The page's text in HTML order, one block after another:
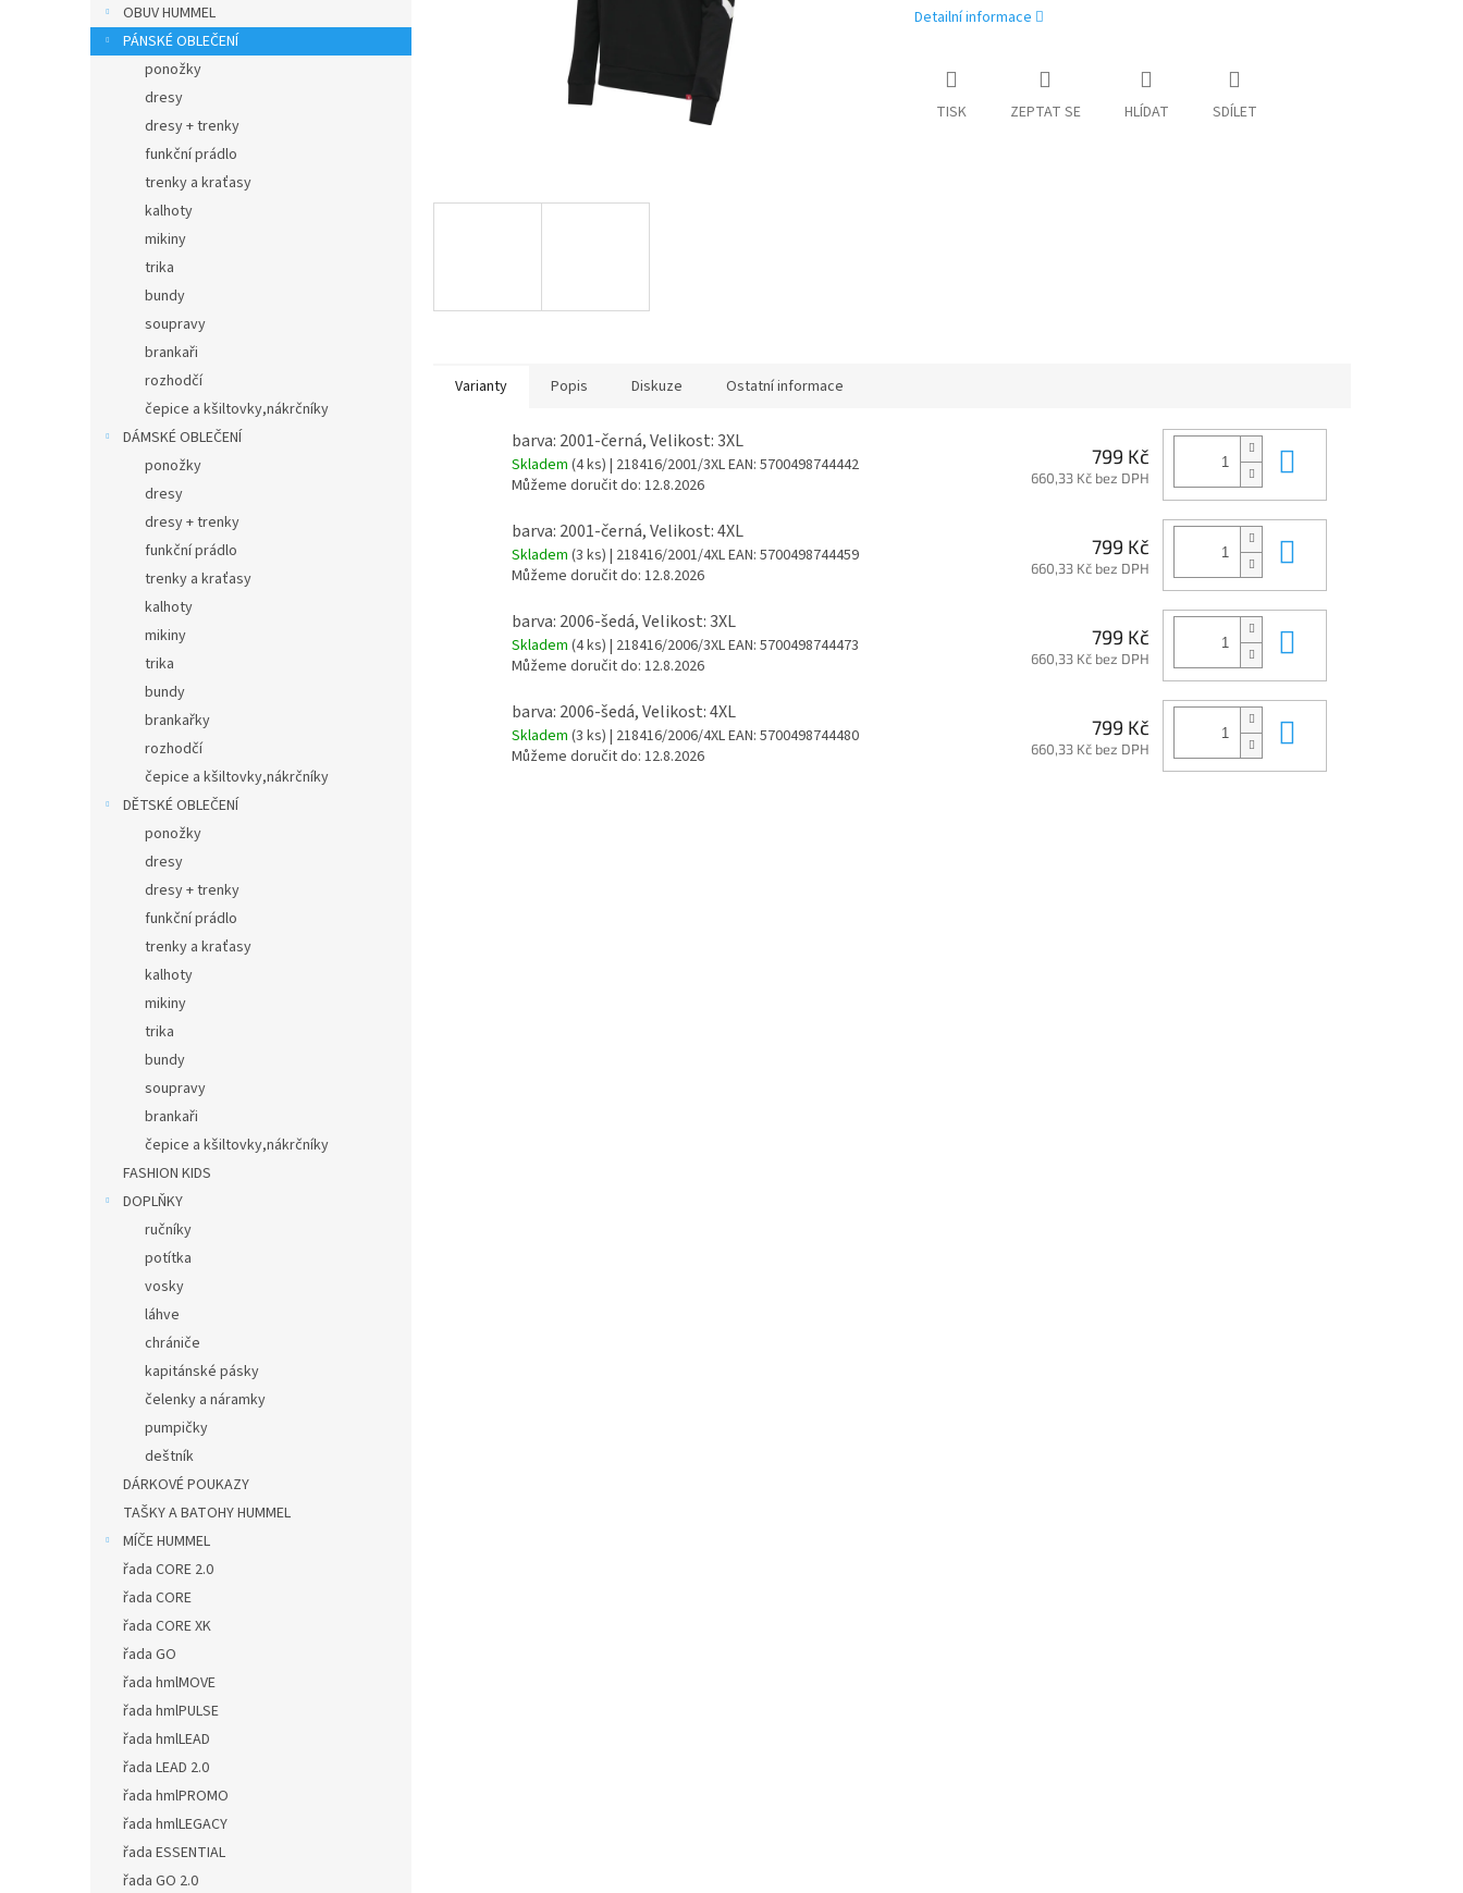
e
l
OBUV HUMMEL
PÁNSKÉ OBLEČENÍ
ponožky
dresy
dresy + trenky
funkční prádlo
trenky a kraťasy
kalhoty
mikiny
trika
bundy
soupravy
brankaři
rozhodčí
čepice a kšiltovky,nákrčníky
DÁMSKÉ OBLEČENÍ
ponožky
dresy
dresy + trenky
funkční prádlo
trenky a kraťasy
kalhoty
mikiny
trika
bundy
brankařky
rozhodčí
čepice a kšiltovky,nákrčníky
DĚTSKÉ OBLEČENÍ
ponožky
dresy
dresy + trenky
funkční prádlo
trenky a kraťasy
kalhoty
mikiny
trika
bundy
soupravy
brankaři
čepice a kšiltovky,nákrčníky
FASHION KIDS
DOPLŇKY
ručníky
potítka
vosky
láhve
chrániče
kapitánské pásky
čelenky a náramky
pumpičky
deštník
DÁRKOVÉ POUKAZY
TAŠKY A BATOHY HUMMEL
MÍČE HUMMEL
řada CORE 2.0
řada CORE
řada CORE XK
řada GO
řada hmlMOVE
řada hmlPULSE
řada hmlLEAD
řada LEAD 2.0
řada hmlPROMO
řada hmlLEGACY
řada ESSENTIAL
řada GO 2.0
Detailní informace
TISK ZEPTAT SE HLÍDAT SDÍLET
Varianty Popis Diskuze Ostatní informace
barva: 2001-černá, Velikost: 3XL
Skladem (4 ks) | 218416/2001/3XLEAN: 5700498744442
Můžeme doručit do: 12.8.2026
799 Kč
660,33 Kč bez DPH
barva: 2001-černá, Velikost: 4XL
Skladem (3 ks) | 218416/2001/4XLEAN: 5700498744459
Můžeme doručit do: 12.8.2026
799 Kč
660,33 Kč bez DPH
barva: 2006-šedá, Velikost: 3XL
Skladem (4 ks) | 218416/2006/3XLEAN: 5700498744473
Můžeme doručit do: 12.8.2026
799 Kč
660,33 Kč bez DPH
barva: 2006-šedá, Velikost: 4XL
Skladem (3 ks) | 218416/2006/4XLEAN: 5700498744480
Můžeme doručit do: 12.8.2026
799 Kč
660,33 Kč bez DPH